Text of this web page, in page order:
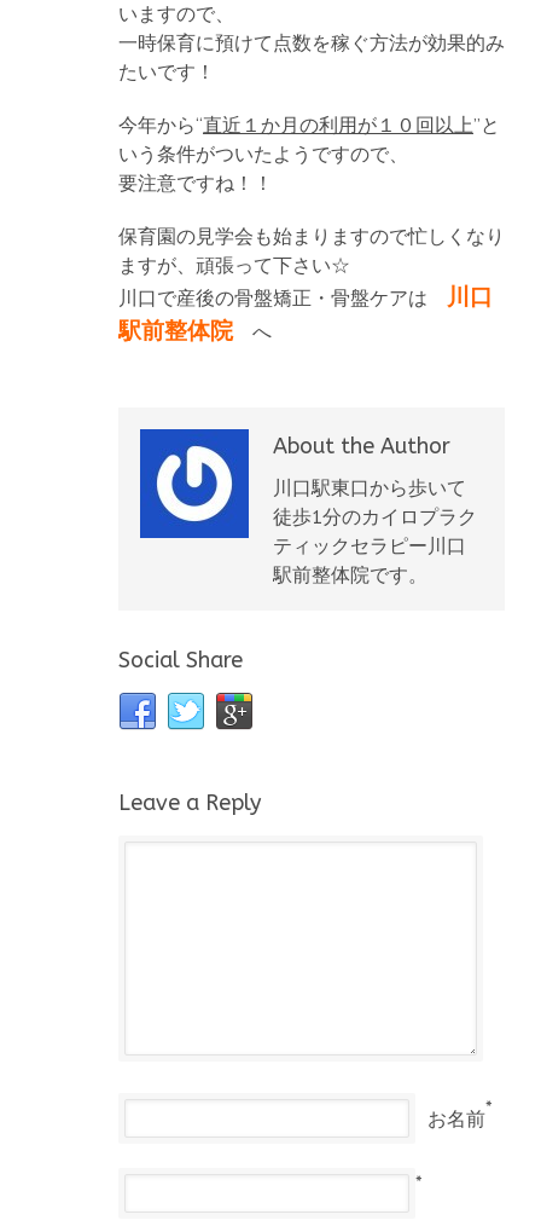
いますので、
一時保育に預けて点数を稼ぐ方法が効果的み
たいです！
今年から“直近１か月の利用が１０回以上”と
いう条件がついたようですので、
要注意ですね！！
保育園の見学会も始まりますので忙しくなり
ますが、頑張って下さい☆
川口で産後の骨盤矯正・骨盤ケアは 川口
駅前整体院へ
About the Author
川口駅東口から歩いて
徒歩1分のカイロプラク
ティックセラピー川口
駅前整体院です。
Social Share
Leave a Reply
お名前*
*